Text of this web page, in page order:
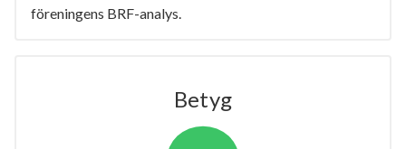
föreningens BRF-analys.
Betyg